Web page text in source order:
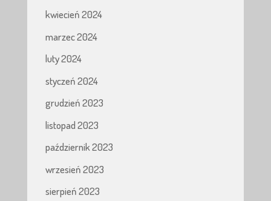
kwiecień 2024
marzec 2024
luty 2024
styczeń 2024
grudzień 2023
listopad 2023
październik 2023
wrzesień 2023
sierpień 2023